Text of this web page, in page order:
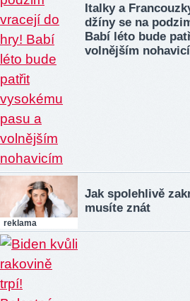
Italky a
džíny se na
Babí léto bude
volnějším
reklama
Jak spolehlivě
musíte znát